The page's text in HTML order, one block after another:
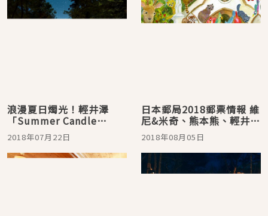
浪漫夏日燭光！輕井澤
「Summer Candle
Night 2018」帶給你最夢
幻的八月
2018年07月22日
日本郵局2018郵票情報 維
尼&米奇、熊本熊、輕井澤
限定款
2018年08月05日